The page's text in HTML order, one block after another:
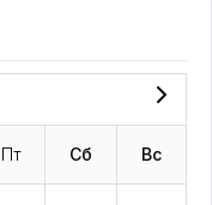
Пт Сб Вс